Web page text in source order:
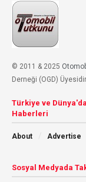
© 2011 & 2025
Derneği (OGD)
Türkiye ve
Haberleri
About Advertise
Sosyal Medyada